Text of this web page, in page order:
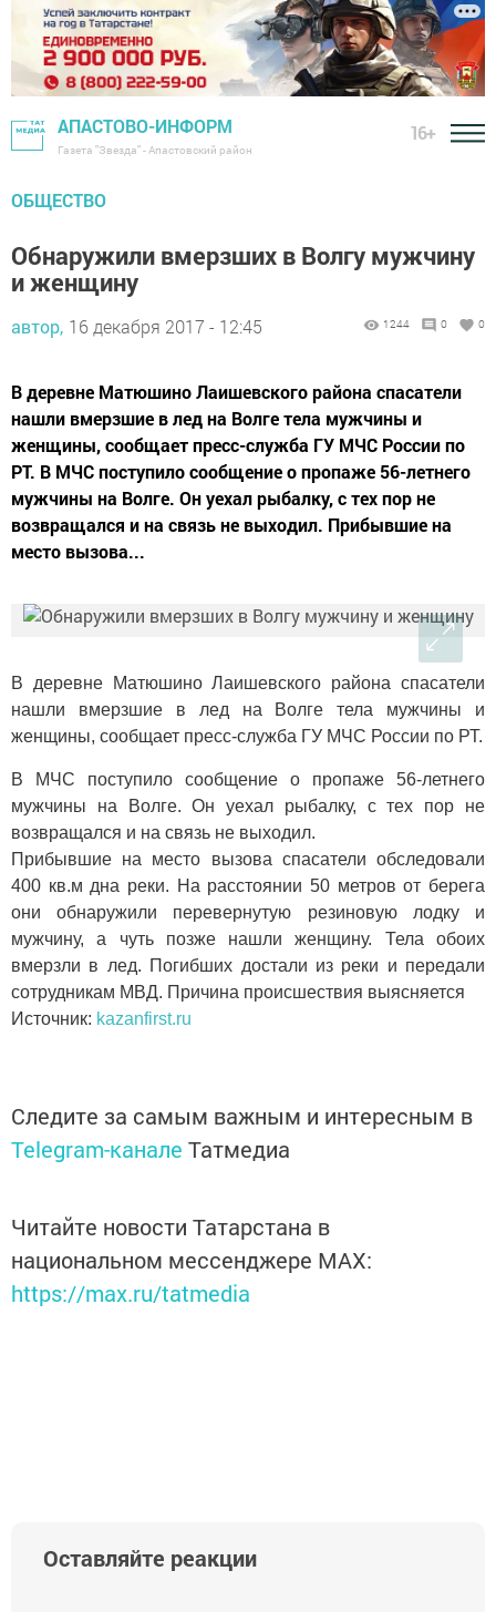
АПАСТОВО-ИНФОРМ
Газета "Звезда" - Апастовский район
16+
ОБЩЕСТВО
Обнаружили вмерзших в Волгу мужчину
и женщину
автор, 16 декабря 2017 - 12:45 1244 0 0
В деревне Матюшино Лаишевского района спасатели
нашли вмерзшие в лед на Волге тела мужчины и
женщины, сообщает пресс-служба ГУ МЧС России по
РТ. В МЧС поступило сообщение о пропаже 56-летнего
мужчины на Волге. Он уехал рыбалку, с тех пор не
возвращался и на связь не выходил. Прибывшие на
место вызова...
В деревне Матюшино Лаишевского района спасатели
нашли вмерзшие в лед на Волге тела мужчины и
женщины, сообщает пресс-служба ГУ МЧС России по РТ.
В МЧС поступило сообщение о пропаже 56-летнего
мужчины на Волге. Он уехал рыбалку, с тех пор не
возвращался и на связь не выходил.
Прибывшие на место вызова спасатели обследовали
400 кв.м дна реки. На расстоянии 50 метров от берега
они обнаружили перевернутую резиновую лодку и
мужчину, а чуть позже нашли женщину. Тела обоих
вмерзли в лед. Погибших достали из реки и передали
сотрудникам МВД. Причина происшествия выясняется
Источник: kazanfirst.ru
Следите за самым важным и интересным в
Telegram-канале Татмедиа
Читайте новости Татарстана в
национальном мессенджере MАХ:
https://max.ru/tatmedia
Оставляйте реакции